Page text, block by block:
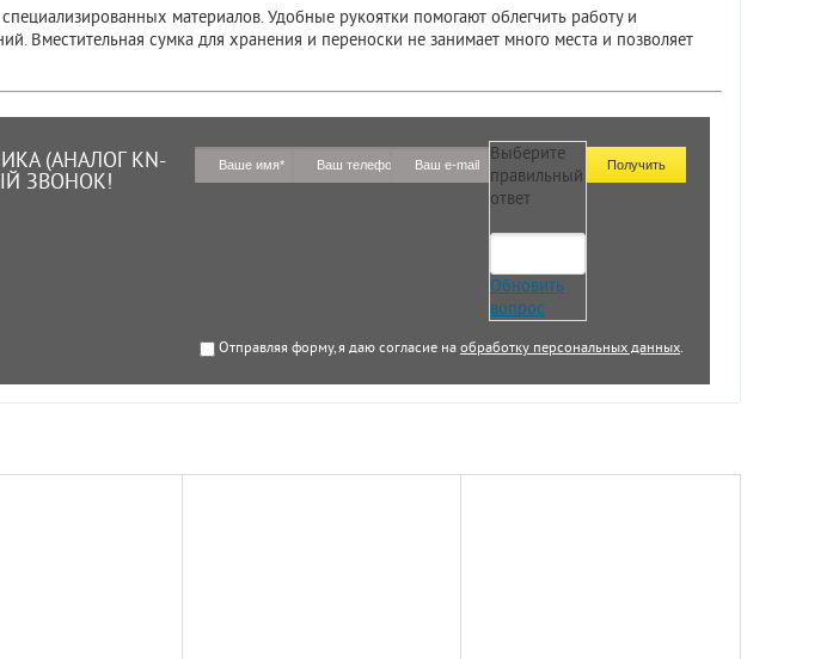
материалов. Удобные рукоятки помогают облегчить работу и
Вместительная сумка для хранения и переноски не занимает много места и позволяет
(АНАЛОГ KN-
ЗВОНОК!
Выберите
правильный
ответ
Обновить
вопрос
Отправляя форму, я даю согласие на обработку персональных данных.